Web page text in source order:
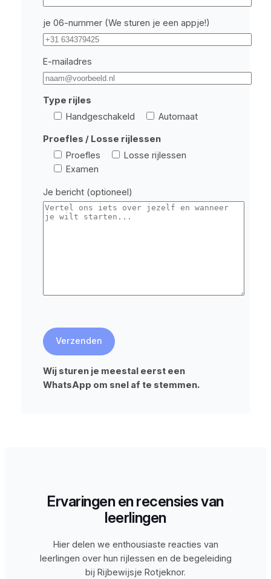
je 06-nummer (We sturen je een appje!)
E-mailadres
Type rijles
Handgeschakeld
Automaat
Proefles / Losse rijlessen
Proefles
Losse rijlessen
Examen
Je bericht (optioneel)
Wij sturen je meestal eerst een
WhatsApp om snel af te stemmen.
Ervaringen en recensies van
leerlingen
Hier delen we enthousiaste reacties van
leerlingen over hun rijlessen en de begeleiding
bij Rijbewijsje Rotjeknor.